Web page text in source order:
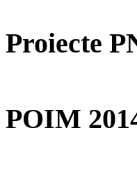
Proiecte
POIM